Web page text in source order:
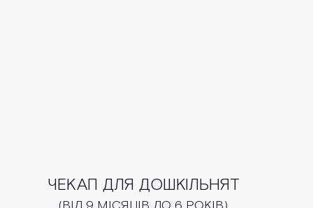
ЧЕКАП ДЛЯ ДОШКІЛЬНЯТ